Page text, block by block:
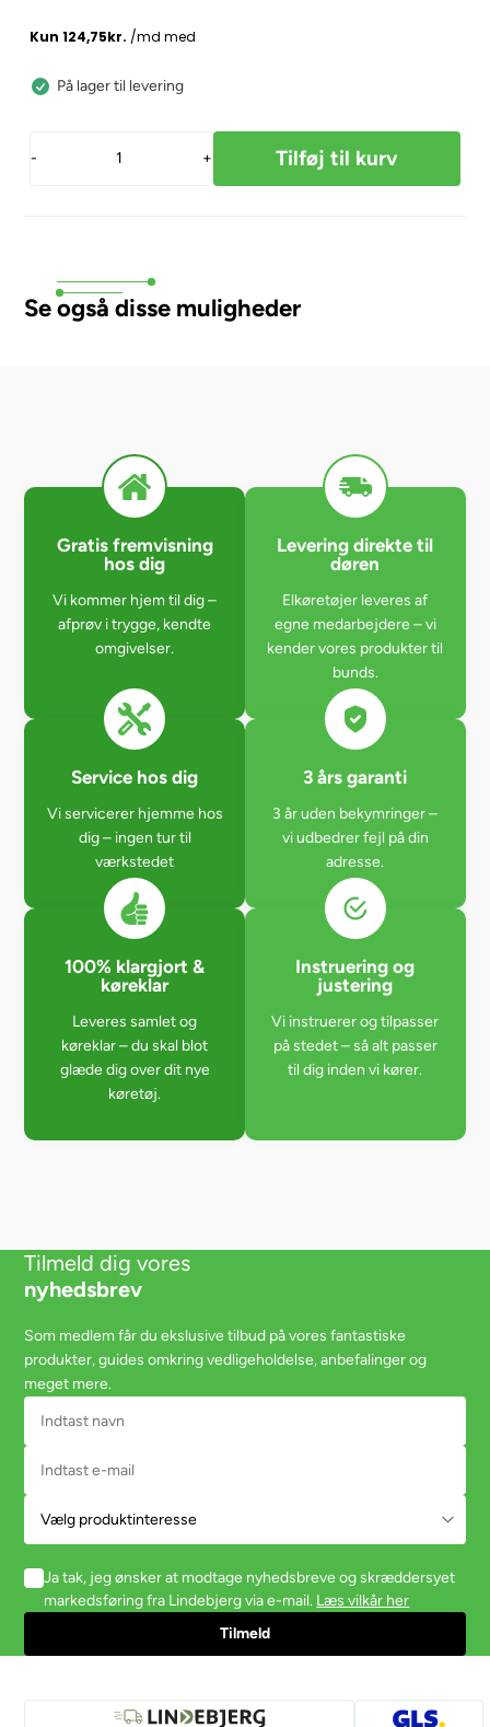
På lager til levering
- +
Se også disse muligheder
Gratis fremvisning
hos dig
Vi kommer hjem til dig –
afprøv i trygge, kendte
omgivelser.
Levering direkte til
døren
Elkøretøjer leveres af
egne medarbejdere – vi
kender vores produkter til
bunds.
Service hos dig
Vi servicerer hjemme hos
dig – ingen tur til
værkstedet
3 års garanti
3 år uden bekymringer –
vi udbedrer fejl på din
adresse.
100% klargjort &
køreklar
Leveres samlet og
køreklar – du skal blot
glæde dig over dit nye
køretøj.
Instruering og
justering
Vi instruerer og tilpasser
på stedet – så alt passer
til dig inden vi kører.
Tilmeld dig vores
nyhedsbrev
Som medlem får du ekslusive tilbud på vores fantastiske
produkter, guides omkring vedligeholdelse, anbefalinger og
meget mere.
Ja tak, jeg ønsker at modtage nyhedsbreve og skræddersyet
markedsføring fra Lindebjerg via e-mail. Læs vilkår her